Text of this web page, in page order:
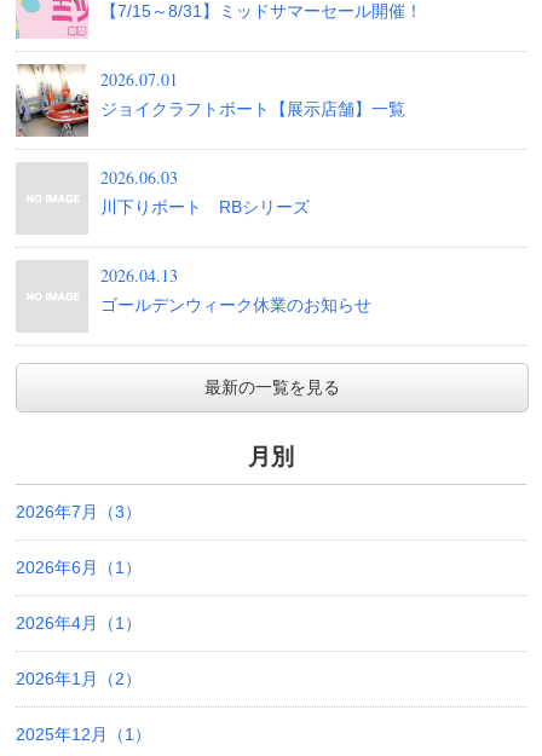
【7/15～8/31】ミッドサマーセール開催！
2026.07.01
ジョイクラフトボート【展示店舗】一覧
2026.06.03
川下りボート RBシリーズ
2026.04.13
ゴールデンウィーク休業のお知らせ
最新の一覧を見る
月別
2026年7月（3）
2026年6月（1）
2026年4月（1）
2026年1月（2）
2025年12月（1）